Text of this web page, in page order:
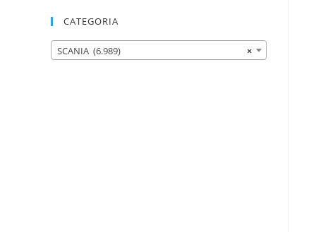
CATEGORIA
×
SCANIA (6.989)